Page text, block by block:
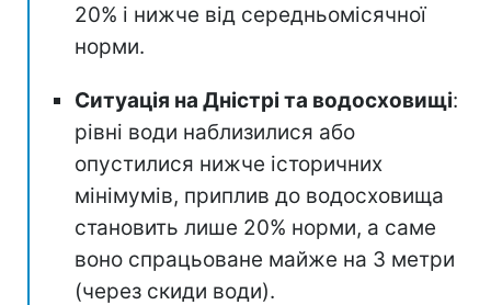
20% і нижче від середньомісячної
норми.
Ситуація на Дністрі та водосховищі:
рівні води наблизилися або
опустилися нижче історичних
мінімумів, приплив до водосховища
становить лише 20% норми, а саме
воно спрацьоване майже на 3 метри
(через скиди води).